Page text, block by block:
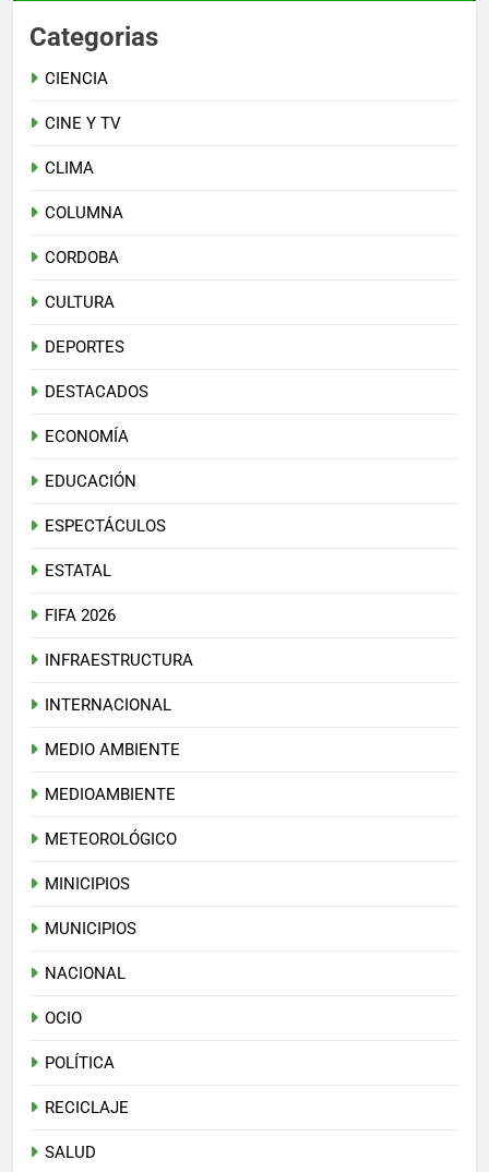
Categorias
CIENCIA
CINE Y TV
CLIMA
COLUMNA
CORDOBA
CULTURA
DEPORTES
DESTACADOS
ECONOMÍA
EDUCACIÓN
ESPECTÁCULOS
ESTATAL
FIFA 2026
INFRAESTRUCTURA
INTERNACIONAL
MEDIO AMBIENTE
MEDIOAMBIENTE
METEOROLÓGICO
MINICIPIOS
MUNICIPIOS
NACIONAL
OCIO
POLÍTICA
RECICLAJE
SALUD